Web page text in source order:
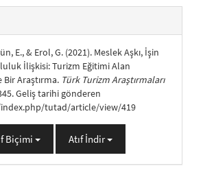
E., & Erol, G. (2021). Meslek Aşkı, İşin
İlişkisi: Turizm Eğitimi Alan
Araştırma. Türk Turizm Araştırmaları
Geliş tarihi gönderen
tutad/article/view/419
Biçimi Atıf İndir